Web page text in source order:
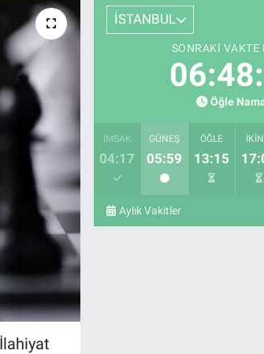
İSTANBUL
SONRAKI VAKTE
Öğle
İMSAK
04:17
GÜNEŞ
05:59
ÖĞLE
13:15
Aylık Vakitler